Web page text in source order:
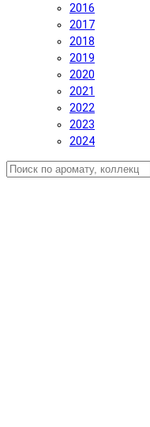
2016
2017
2018
2019
2020
2021
2022
2023
2024